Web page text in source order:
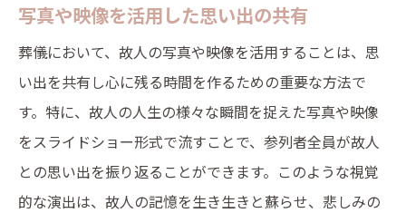
写真や映像を活用した思い出の共有
葬儀において、故人の写真や映像を活用することは、思
い出を共有し心に残る時間を作るための重要な方法で
す。特に、故人の人生の様々な瞬間を捉えた写真や映像
をスライドショー形式で流すことで、参列者全員が故人
との思い出を振り返ることができます。このような視覚
的な演出は、故人の記憶を生き生きと蘇らせ、悲しみの